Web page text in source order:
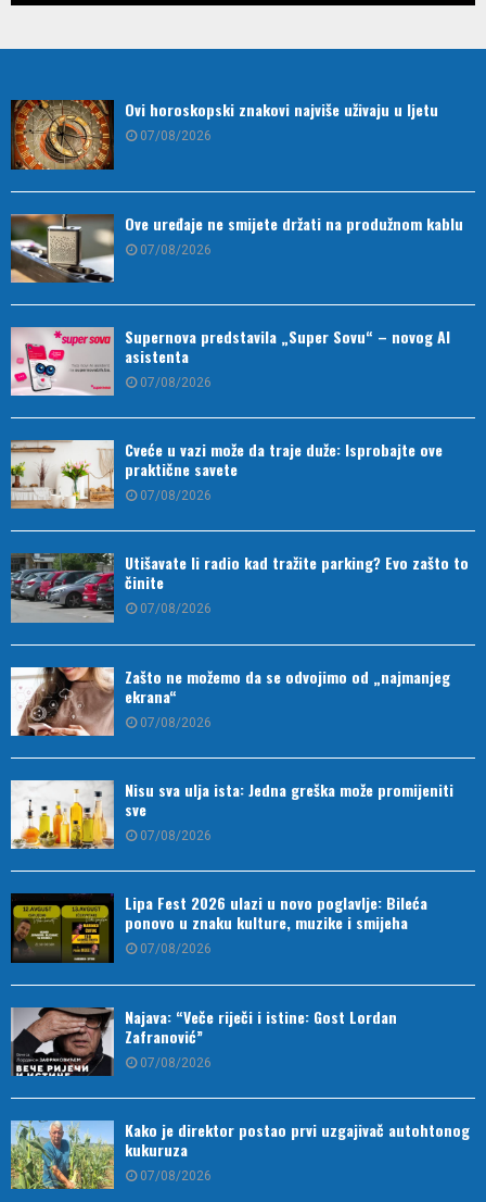
Ovi horoskopski znakovi najviše uživaju u ljetu
07/08/2026
Ove uređaje ne smijete držati na produžnom kablu
07/08/2026
Supernova predstavila „Super Sovu“ – novog AI
asistenta
07/08/2026
Cveće u vazi može da traje duže: Isprobajte ove
praktične savete
07/08/2026
Utišavate li radio kad tražite parking? Evo zašto to
činite
07/08/2026
Zašto ne možemo da se odvojimo od „najmanjeg
ekrana“
07/08/2026
Nisu sva ulja ista: Jedna greška može promijeniti
sve
07/08/2026
Lipa Fest 2026 ulazi u novo poglavlje: Bileća
ponovo u znaku kulture, muzike i smijeha
07/08/2026
Najava: “Veče riječi i istine: Gost Lordan
Zafranović”
07/08/2026
Kako je direktor postao prvi uzgajivač autohtonog
kukuruza
07/08/2026